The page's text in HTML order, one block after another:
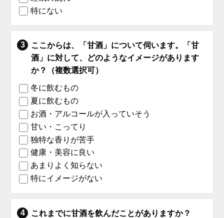
特にない
ここからは、「甘酒」について伺います。「甘
酒」に対して、どのようなイメージがあります
か？（複数選択可）
冬に飲むもの
夏に飲むもの
お酒・アルコールが入っていそう
甘い・こってり
独特な香りが苦手
健康・美容に良い
あまりよく知らない
特にイメージがない
これまでに甘酒を飲んだことがありますか？